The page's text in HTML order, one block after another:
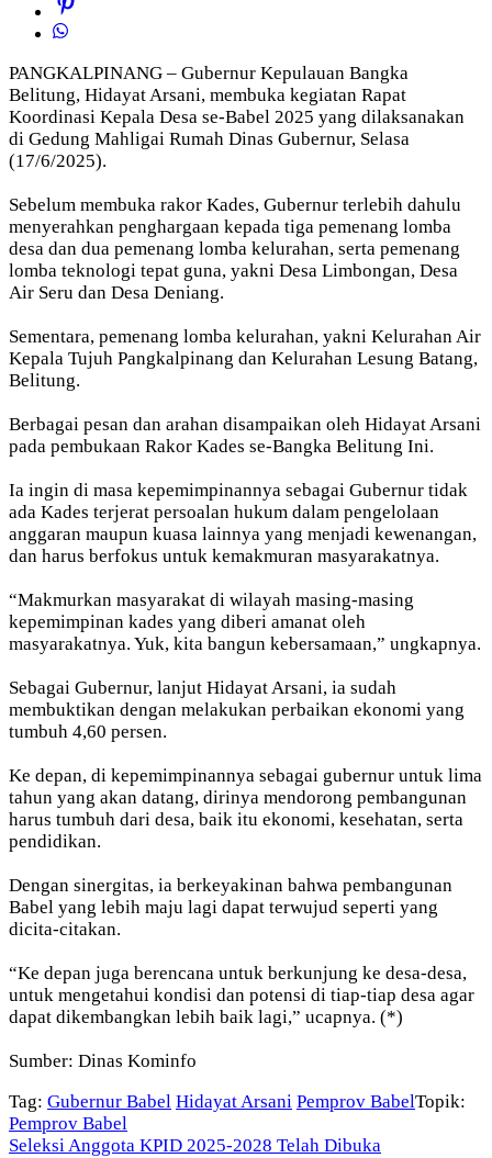
PANGKALPINANG – Gubernur Kepulauan Bangka
Belitung, Hidayat Arsani, membuka kegiatan Rapat
Koordinasi Kepala Desa se-Babel 2025 yang dilaksanakan
di Gedung Mahligai Rumah Dinas Gubernur, Selasa
(17/6/2025).
Sebelum membuka rakor Kades, Gubernur terlebih dahulu
menyerahkan penghargaan kepada tiga pemenang lomba
desa dan dua pemenang lomba kelurahan, serta pemenang
lomba teknologi tepat guna, yakni Desa Limbongan, Desa
Air Seru dan Desa Deniang.
Sementara, pemenang lomba kelurahan, yakni Kelurahan Air
Kepala Tujuh Pangkalpinang dan Kelurahan Lesung Batang,
Belitung.
Berbagai pesan dan arahan disampaikan oleh Hidayat Arsani
pada pembukaan Rakor Kades se-Bangka Belitung Ini.
Ia ingin di masa kepemimpinannya sebagai Gubernur tidak
ada Kades terjerat persoalan hukum dalam pengelolaan
anggaran maupun kuasa lainnya yang menjadi kewenangan,
dan harus berfokus untuk kemakmuran masyarakatnya.
“Makmurkan masyarakat di wilayah masing-masing
kepemimpinan kades yang diberi amanat oleh
masyarakatnya. Yuk, kita bangun kebersamaan,” ungkapnya.
Sebagai Gubernur, lanjut Hidayat Arsani, ia sudah
membuktikan dengan melakukan perbaikan ekonomi yang
tumbuh 4,60 persen.
Ke depan, di kepemimpinannya sebagai gubernur untuk lima
tahun yang akan datang, dirinya mendorong pembangunan
harus tumbuh dari desa, baik itu ekonomi, kesehatan, serta
pendidikan.
Dengan sinergitas, ia berkeyakinan bahwa pembangunan
Babel yang lebih maju lagi dapat terwujud seperti yang
dicita-citakan.
“Ke depan juga berencana untuk berkunjung ke desa-desa,
untuk mengetahui kondisi dan potensi di tiap-tiap desa agar
dapat dikembangkan lebih baik lagi,” ucapnya. (*)
Sumber: Dinas Kominfo
Tag: Gubernur Babel Hidayat Arsani Pemprov BabelTopik:
Pemprov Babel
Seleksi Anggota KPID 2025-2028 Telah Dibuka